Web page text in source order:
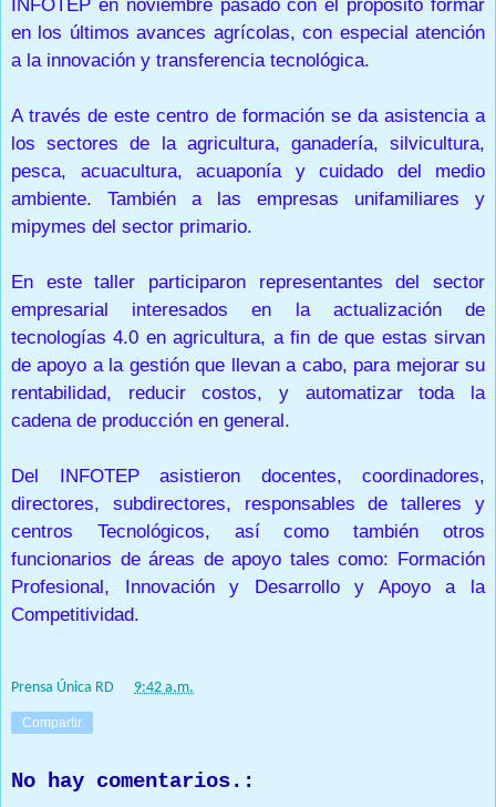
INFOTEP en noviembre pasado con el propósito formar
en los últimos avances agrícolas, con especial atención
a la innovación y transferencia tecnológica.
A través de este centro de formación se da asistencia a
los sectores de la agricultura, ganadería, silvicultura,
pesca, acuacultura, acuaponía y cuidado del medio
ambiente. También a las empresas unifamiliares y
mipymes del sector primario.
En este taller participaron representantes del sector
empresarial interesados en la actualización de
tecnologías 4.0 en agricultura, a fin de que estas sirvan
de apoyo a la gestión que llevan a cabo, para mejorar su
rentabilidad, reducir costos, y automatizar toda la
cadena de producción en general.
Del INFOTEP asistieron docentes, coordinadores,
directores, subdirectores, responsables de talleres y
centros Tecnológicos, así como también otros
funcionarios de áreas de apoyo tales como: Formación
Profesional, Innovación y Desarrollo y Apoyo a la
Competitividad.
Prensa Única RD 9:42 a.m.
Compartir
No hay comentarios.: